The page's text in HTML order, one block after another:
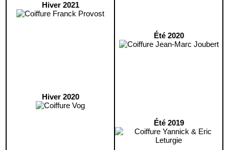
Hiver 2021
Hiver 2020
Été 2020
Été 2019